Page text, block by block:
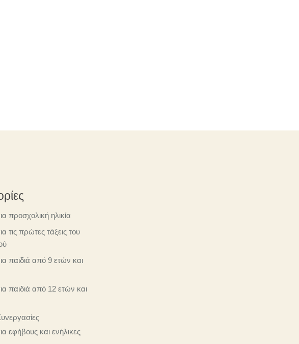
προσχολική ηλικία
τις πρώτες τάξεις του
παιδιά από 9 ετών και
παιδιά από 12 ετών και
εφήβους και ενήλικες